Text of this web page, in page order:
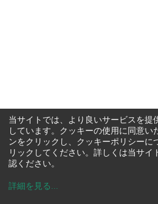
当サイトでは、より良いサービスを提
しています。クッキーの使用に同意い
ンをクリックし、クッキーポリシーに
リックしてください。詳しくは当サイ
認ください。
詳細を見る ...